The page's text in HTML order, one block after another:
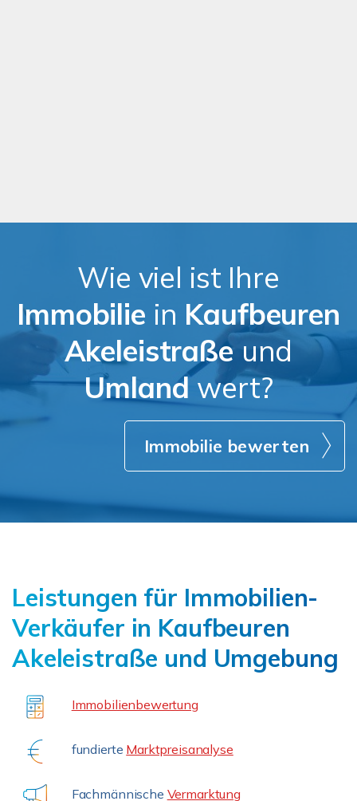
Wie viel ist Ihre
Immobilie in Kaufbeuren
Akeleistraße und
Umlandwert?
Immobilie bewerten
Leistungen für Immobilien-
Verkäufer in Kaufbeuren
Akeleistraße und Umgebung
Immobilienbewertung
fundierte Marktpreisanalyse
Fachmännische Vermarktung